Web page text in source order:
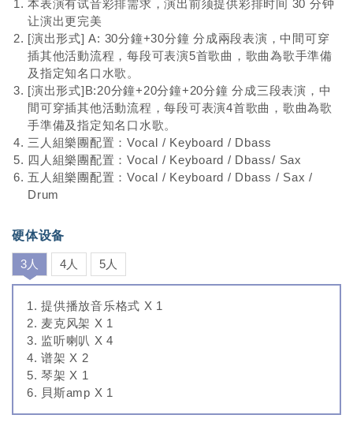
本表演有试音彩排需求，演出前须提供彩排时间 30 分钟
让演出更完美
[演出形式] A: 30分鐘+30分鐘 分成兩段表演，中間可穿
插其他活動流程，每段可表演5首歌曲，歌曲為歌手準備
及指定知名口水歌。
[演出形式]B:20分鐘+20分鐘+20分鐘 分成三段表演，中
間可穿插其他活動流程，每段可表演4首歌曲，歌曲為歌
手準備及指定知名口水歌。
三人組樂團配置：Vocal / Keyboard / Dbass
四人組樂團配置：Vocal / Keyboard / Dbass/ Sax
五人組樂團配置：Vocal / Keyboard / Dbass / Sax /
Drum
硬体设备
3人 4人 5人
提供播放音乐格式 X 1
麦克风架 X 1
监听喇叭 X 4
谱架 X 2
琴架 X 1
貝斯amp X 1